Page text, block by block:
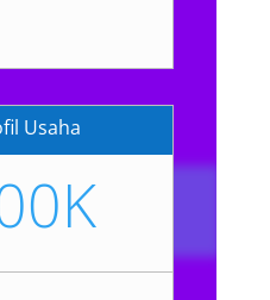
Usaha